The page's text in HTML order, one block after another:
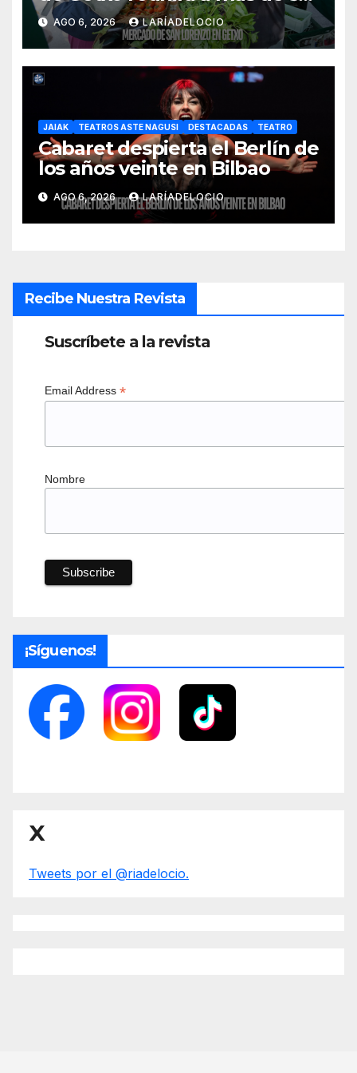
productores del País Vasco
AGO 6, 2026 LARÍADELOCIO
JAIAK TEATROS ASTE NAGUSI DESTACADAS TEATRO
Cabaret despierta el Berlín de
los años veinte en Bilbao
AGO 6, 2026 LARÍADELOCIO
Recibe Nuestra Revista
Suscríbete a la revista
Email Address *
Nombre
¡Síguenos!
X
Tweets por el @riadelocio.